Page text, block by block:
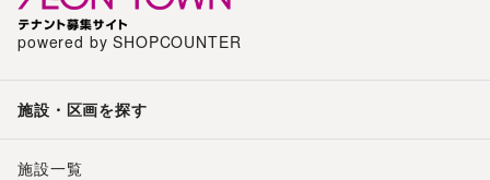
powered by SHOPCOUNTER
施設・区画を探す
施設一覧